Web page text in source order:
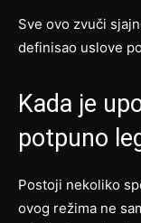
Sve ovo zvuči
definisao uslove
Kada je
potpuno
Postoji nekoliko
ovog režima ne